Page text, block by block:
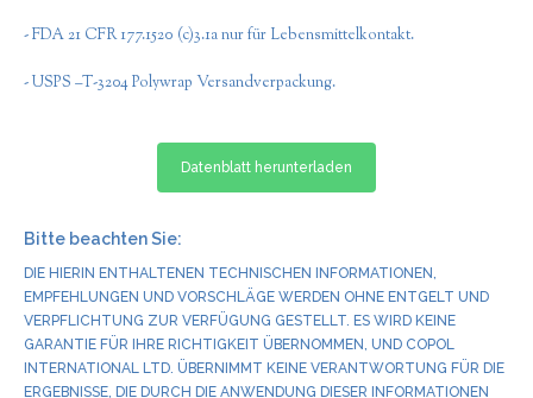
- FDA 21 CFR 177.1520 (c)3.1a nur für Lebensmittelkontakt.
- USPS –T-3204 Polywrap Versandverpackung.
Datenblatt herunterladen
Bitte beachten Sie:
DIE HIERIN ENTHALTENEN TECHNISCHEN INFORMATIONEN,
EMPFEHLUNGEN UND VORSCHLÄGE WERDEN OHNE ENTGELT UND
VERPFLICHTUNG ZUR VERFÜGUNG GESTELLT. ES WIRD KEINE
GARANTIE FÜR IHRE RICHTIGKEIT ÜBERNOMMEN, UND COPOL
INTERNATIONAL LTD. ÜBERNIMMT KEINE VERANTWORTUNG FÜR DIE
ERGEBNISSE, DIE DURCH DIE ANWENDUNG DIESER INFORMATIONEN